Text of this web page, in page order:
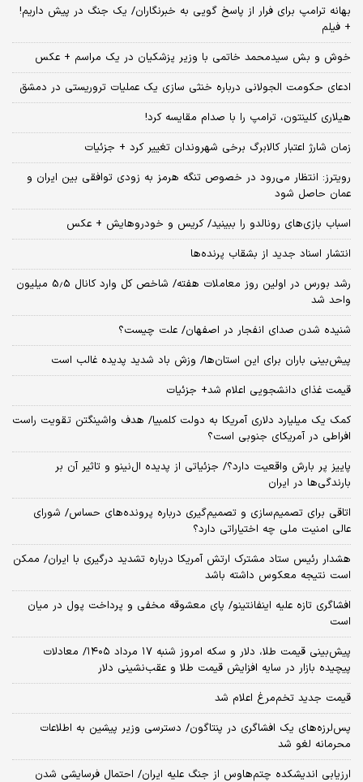
بهانه ترامپ برای فرار از پاسخ گویی به خبرنگاران/ یک جنگ در پیش داریم!
+ فیلم
خوش و بش سیدمحمد خاتمی با وزیر پزشکیان در یک مراسم + عکس
ادعای حکومت الجولانی درباره خنثی سازی یک عملیات تروریستی در دمشق
هیلاری کلینتون، ترامپ را با صدام مقایسه کرد!
زمان شارژ اعتبار کالابرگ برخی شهروندان تغییر کرد + جزئیات
رویترز: انتظار می‌رود در خصوص تنگه هرمز به زودی توافقی بین ایران و
عمان حاصل شود
اسباب‌ بازی‌های رونالدو را ببینید/ کریس و خودروهایش + عکس
انتشار اسناد جدید از بشقاب پرنده‌ها
رشد بورس در اولین روز معاملات هفته/ شاخص کل وارد کانال 5.5 میلیون
واحد شد
شنیده شدن صدای انفجار در اصفهان/ علت چیست؟
پیش‌بینی باران برای این استان‌ها/ وزش باد شدید پدیده غالب است
قیمت غذای دانشجویی اعلام شد+ جزئیات
کمک یک میلیارد دلاری آمریکا به دولت کلمبیا/ هدف واشینگتن تقویت راست
افراطی در آمریکای جنوبی است؟
پاییز پر بارش واقعیت دارد؟/ جزئیاتی از پدیده ال‌نینو و تاثیر آن بر
بارندگی‌ها در ایران
اتاقی برای تصمیم‌سازی و تصمیم‌گیری درباره پرونده‌های حساس/ شورای
عالی امنیت ملی چه اختیاراتی دارد؟
هشدار رئیس ستاد مشترک ارتش آمریکا درباره تشدید درگیری با ایران/ ممکن
است نتیجه معکوس داشته باشد
افشاگری تازه علیه اینفانتینو/ پای معشوقه مخفی و پرداخت پول در میان
است
پیش‌بینی قیمت طلا، دلار و سکه امروز شنبه ۱۷ مرداد ۱۴۰۵/ معادلات
پیچیده بازار در سایه افزایش قیمت طلا و عقب‌نشینی دلار
قیمت جدید تخم‌مرغ اعلام شد
پس‌لرزه‌های یک افشاگری در پنتاگون/ دسترسی وزیر پیشین به اطلاعات
محرمانه لغو شد
ارزیابی اندیشکده چتم‌هاوس از جنگ علیه ایران/ احتمال فرسایشی شدن